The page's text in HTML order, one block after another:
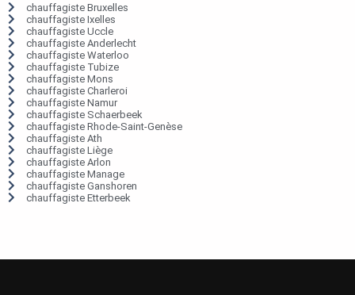
chauffagiste Bruxelles
chauffagiste Ixelles
chauffagiste Uccle
chauffagiste Anderlecht
chauffagiste Waterloo
chauffagiste Tubize
chauffagiste Mons
chauffagiste Charleroi
chauffagiste Namur
chauffagiste Schaerbeek
chauffagiste Rhode-Saint-Genèse
chauffagiste Ath
chauffagiste Liège
chauffagiste Arlon
chauffagiste Manage
chauffagiste Ganshoren
chauffagiste Etterbeek